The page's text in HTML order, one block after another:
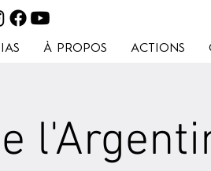
À PROPOS ACTIONS